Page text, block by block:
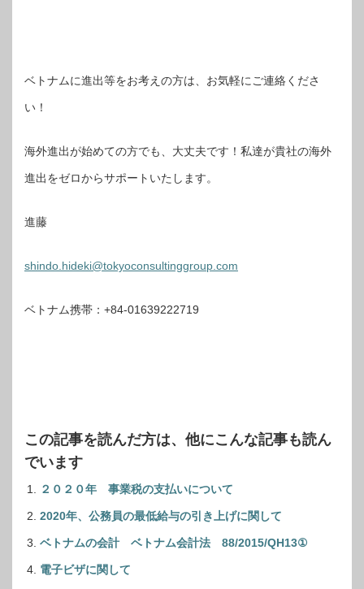
ベトナムに進出等をお考えの方は、お気軽にご連絡くださ
い！
海外進出が始めての方でも、大丈夫です！私達が貴社の海外
進出をゼロからサポートいたします。
進藤
shindo.hideki@tokyoconsultinggroup.com
ベトナム携帯：+84-01639222719
この記事を読んだ方は、他にこんな記事も読ん
でいます
２０２０年 事業税の支払いについて
2020年、公務員の最低給与の引き上げに関して
ベトナムの会計 ベトナム会計法 88/2015/QH13①
電子ビザに関して